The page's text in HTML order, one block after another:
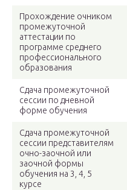
Прохождение очником
промежуточной
аттестации по
программе среднего
профессионального
образования
Сдача промежуточной
сессии по дневной
форме обучения
Сдача промежуточной
сессии представителям
очно-заочной или
заочной формы
обучения на 3, 4, 5
курсе